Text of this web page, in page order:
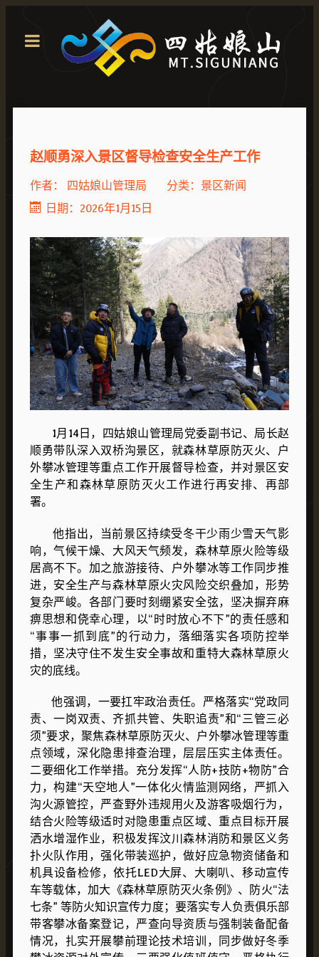
赵顺勇深入景区督导检查安全生产工作
作者： 四姑娘山管理局 分类： 景区新闻
日期：2026年1月15日
1月14日， 四姑娘山管理局党委副书记、局长赵
顺勇带队深入双桥沟景区，就森林草原防灭火、户
外攀冰管理等重点工作开展督导检查，并对景区安
全生产和森林草原防灭火工作进行再安排、再部
署。
他指出，当前景区持续受冬干少雨少雪天气影
响，气候干燥、大风天气频发，森林草原火险等级
居高不下。加之旅游接待、户外攀冰等工作同步推
进，安全生产与森林草原火灾风险交织叠加，形势
复杂严峻。各部门要时刻绷紧安全弦，坚决摒弃麻
痹思想和侥幸心理，以“时时放心不下”的责任感和
“事事一抓到底”的行动力，落细落实各项防控举
措，坚决守住不发生安全事故和重特大森林草原火
灾的底线。
他强调，一要扛牢政治责任。严格落实“党政同
责、一岗双责、齐抓共管、失职追责”和“三管三必
须”要求，聚焦森林草原防灭火、户外攀冰管理等重
点领域，深化隐患排查治理，层层压实主体责任。
二要细化工作举措。充分发挥“人防+技防+物防”合
力，构建“天空地人”一体化火情监测网络，严抓入
沟火源管控，严查野外违规用火及游客吸烟行为，
结合火险等级适时对隐患重点区域、重点目标开展
洒水增湿作业，积极发挥汶川森林消防和景区义务
扑火队作用，强化带装巡护，做好应急物资储备和
机具设备检修，依托LED大屏、大喇叭、移动宣传
车等载体，加大《森林草原防灭火条例》、防火“法
七条” 等防火知识宣传力度；要落实专人负责俱乐部
带客攀冰备案登记，严查向导资质与强制装备配备
情况，扎实开展攀前理论技术培训，同步做好冬季